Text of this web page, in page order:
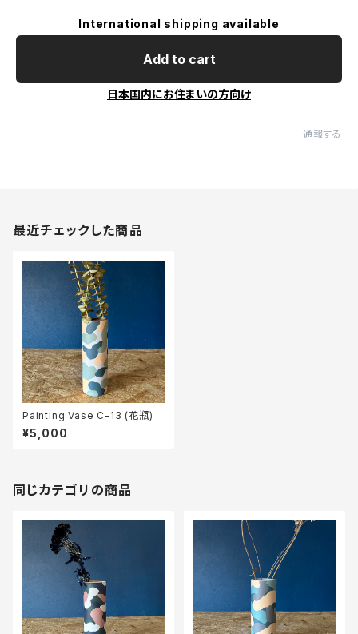
International shipping available
Add to cart
日本国内にお住まいの方向け
通報する
最近チェックした商品
Painting Vase C-13 (花瓶)
¥5,000
同じカテゴリの商品